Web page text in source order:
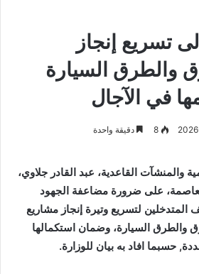
تسريع إنجاز
والطرق السيارة
في الآجال
8 دقيقة واحدة
والمنشآت القاعدية، عبد القادر جلاوي،
على ضرورة مضاعفة الجهود
المتدخلين لتسريع وتيرة إنجاز مشاريع
والطرق السيارة، وضمان استكمالها
حسبما افاد به بيان للوزارة.